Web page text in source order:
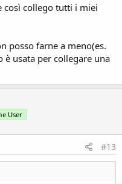
così collego tutti i miei
posso farne a meno(es.
è usata per collegare una
User
#13